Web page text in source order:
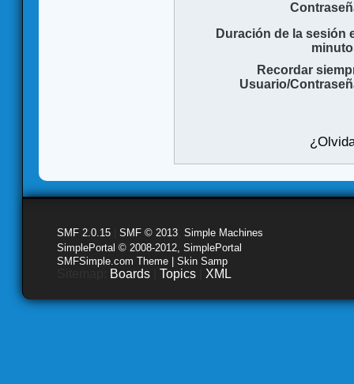
Duración de la sesión
Recordar
Usuario/
SMF 2.0.15 SMF © 2013 Simple Machines
SimplePortal © 2008-2012, SimplePortal
SMFSimple.com Theme | Skin Samp
Boards Topics XML